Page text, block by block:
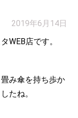
2019年6月14日
WEB店です。
み傘を持ち歩か
たね。